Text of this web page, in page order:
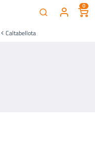
0
Caltabellota